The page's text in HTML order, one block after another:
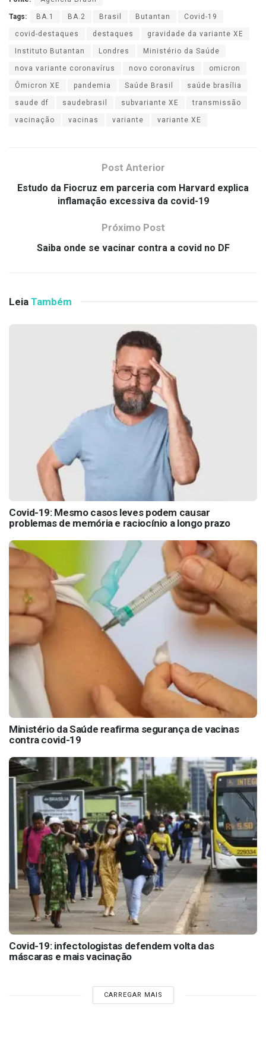
Tags: BA.1 BA.2 Brasil Butantan Covid-19
covid-destaques destaques gravidade da variante XE
Instituto Butantan Londres Ministério da Saúde
nova variante coronavírus novo coronavírus omicron
Ômicron XE pandemia Saúde Brasil saúde brasília
saude df saudebrasil subvariante XE transmissão
vacinação vacinas variante variante XE
Post Anterior
Estudo da Fiocruz em parceria com Harvard explica
inflamação excessiva da covid-19
Próximo Post
Saiba onde se vacinar contra a covid no DF
Leia Também
Covid-19: Mesmo casos leves podem causar
problemas de memória e raciocínio a longo prazo
Ministério da Saúde reafirma segurança de vacinas
contra covid-19
Covid-19: infectologistas defendem volta das
máscaras e mais vacinação
CARREGAR MAIS